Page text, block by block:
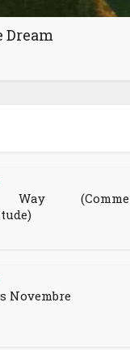
Dream
(Comme
Novembre